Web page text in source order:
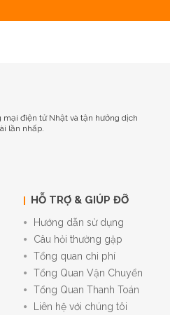
mại điện tử Nhật và tận hưởng dịch
lần nhấp.
HỖ TRỢ & GIÚP ĐỠ
Hướng dẫn sử dụng
Câu hỏi thường gặp
Tổng quan chi phí
Tổng Quan Vận Chuyển
Tổng Quan Thanh Toán
Liên hệ với chúng tôi